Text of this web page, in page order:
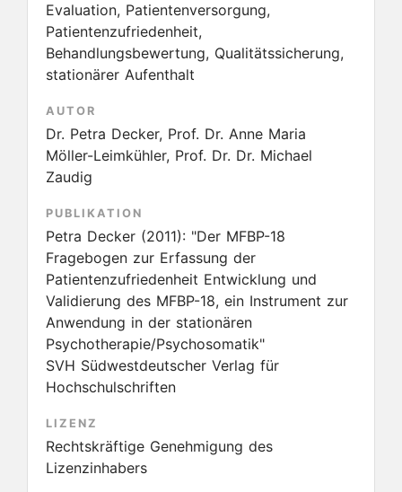
Evaluation, Patientenversorgung,
Patientenzufriedenheit,
Behandlungsbewertung, Qualitätssicherung,
stationärer Aufenthalt
AUTOR
Dr. Petra Decker, Prof. Dr. Anne Maria
Möller-Leimkühler, Prof. Dr. Dr. Michael
Zaudig
PUBLIKATION
Petra Decker (2011): "Der MFBP-18
Fragebogen zur Erfassung der
Patientenzufriedenheit Entwicklung und
Validierung des MFBP-18, ein Instrument zur
Anwendung in der stationären
Psychotherapie/Psychosomatik"
SVH Südwestdeutscher Verlag für
Hochschulschriften
LIZENZ
Rechtskräftige Genehmigung des
Lizenzinhabers